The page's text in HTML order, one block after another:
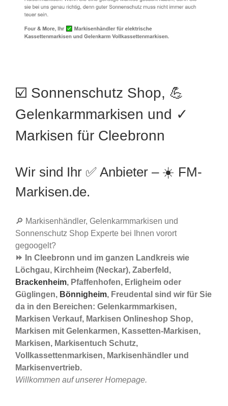
☑️ Sonnenschutz Shop, 💪
Gelenkarmmarkisen und ✓
Markisen für Cleebronn
Wir sind Ihr ✅ Anbieter – ☀️ FM-
Markisen.de.
🔎 Markisenhändler, Gelenkarmmarkisen und
Sonnenschutz Shop Experte bei Ihnen vorort
gegoogelt?
⏩ In Cleebronn und im ganzen Landkreis wie
Löchgau, Kirchheim (Neckar), Zaberfeld,
Brackenheim, Pfaffenhofen, Erligheim oder
Güglingen, Bönnigheim, Freudental sind wir für Sie
da in den Bereichen: Gelenkarmmarkisen,
Markisen Verkauf, Markisen Onlineshop Shop,
Markisen mit Gelenkarmen, Kassetten-Markisen,
Markisen, Markisentuch Schutz,
Vollkassettenmarkisen, Markisenhändler und
Markisenvertrieb.
Willkommen auf unserer Homepage.